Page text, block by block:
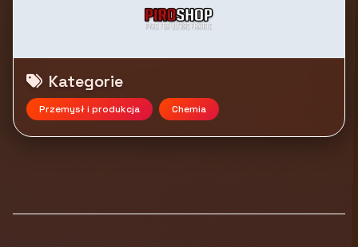
Kategorie
Przemysł i produkcja Chemia